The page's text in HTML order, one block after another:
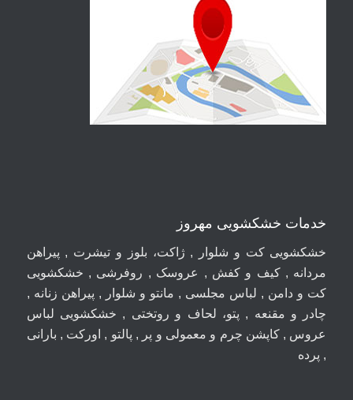
خدمات خشکشویی مهروز
خشکشویی کت و شلوار , ژاکت، بلوز و تیشرت , پیراهن
مردانه , کیف و کفش , عروسک , روفرشی , خشکشویی
کت و دامن , لباس مجلسی , مانتو و شلوار , پیراهن زنانه ,
چادر و مقنعه , پتو، لحاف و روتختی , خشکشویی لباس
عروس , کاپشن چرم و معمولی و پر , پالتو , اورکت , بارانی
, پرده